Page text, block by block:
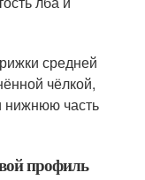
средней
чёлкой,
нижнюю часть
профиль